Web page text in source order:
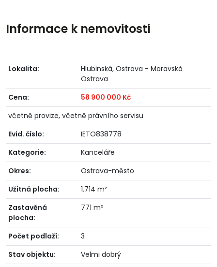
Informace k nemovitosti
Lokalita:
Hlubinská, Ostrava - Moravská
Ostrava
Cena:
58 900 000 Kč
včetně provize, včetně právního servisu
Evid. číslo:
IETO838778
Kategorie:
Kanceláře
Okres:
Ostrava-město
Užitná plocha:
1.714 m²
Zastavěná
plocha:
771 m²
Počet podlaží:
3
Stav objektu:
Velmi dobrý